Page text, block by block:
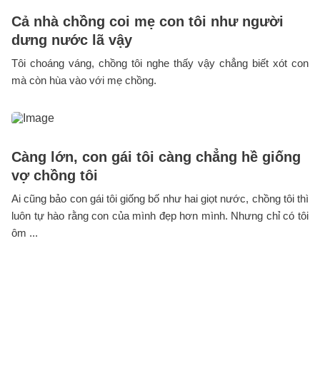
Cả nhà chồng coi mẹ con tôi như người
dưng nước lã vậy
Tôi choáng váng, chồng tôi nghe thấy vậy chẳng biết xót con
mà còn hùa vào với mẹ chồng.
Càng lớn, con gái tôi càng chẳng hề giống
vợ chồng tôi
Ai cũng bảo con gái tôi giống bố như hai giọt nước, chồng tôi thì
luôn tự hào rằng con của mình đẹp hơn mình. Nhưng chỉ có tôi
ôm ...